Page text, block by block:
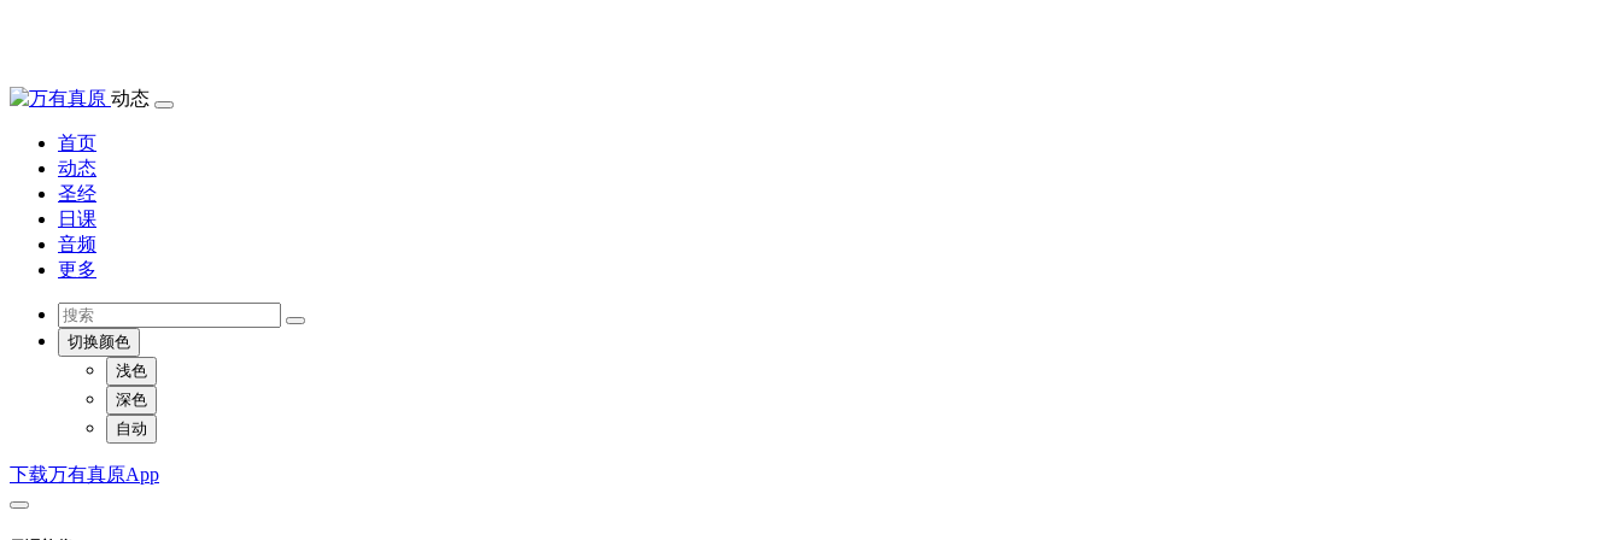
动态
首页
动态
圣经
日课
音频
更多
切换颜色
浅色
深色
自动
下载万有真原App